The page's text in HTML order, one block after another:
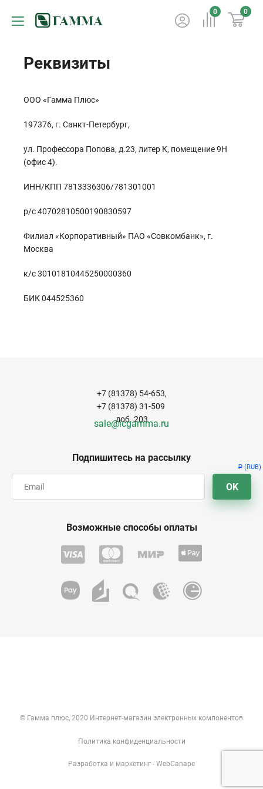
Р (RUB)
0 0
Реквизиты
ООО «Гамма Плюс»
197376, г. Санкт-Петербург,
ул. Профессора Попова, д.23, литер К, помещение 9Н
(офис 4).
ИНН/КПП 7813336306/781301001
р/с 40702810500190830597
Филиал «Корпоративный» ПАО «Совкомбанк», г.
Москва
к/с 30101810445250000360
БИК 044525360
Подпишитесь на рассылку
OK
+7 (81378) 54-653,
+7 (81378) 31-509
доб. 203
sale@icgamma.ru
Возможные способы оплаты
© Гамма плюс, 2020 Интернет-магазин электронных компонентов
Политика конфиденциальности
Разработка и маркетинг - WebCanape